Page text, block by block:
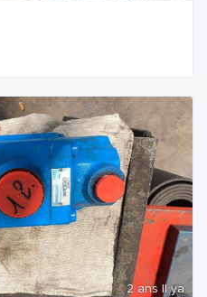
2 ans Il ya